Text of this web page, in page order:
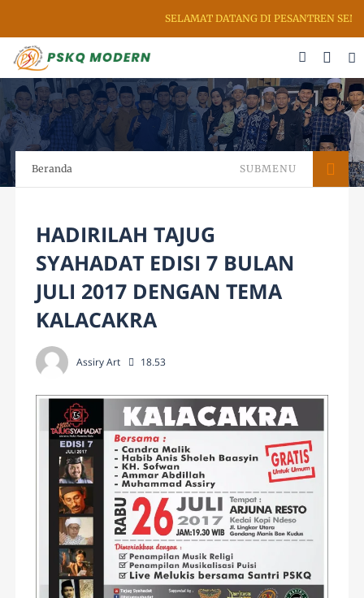
SELAMAT DATANG DI PESANTREN
Beranda SUBMENU
HADIRILAH TAJUG
SYAHADAT EDISI 7 BULAN
JULI 2017 DENGAN TEMA
KALACAKRA
Assiry Art 18.53